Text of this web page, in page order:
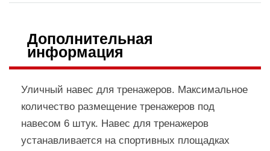
Дополнительная
информация
Уличный навес для тренажеров. Максимальное
количество размещение тренажеров под
навесом 6 штук. Навес для тренажеров
устанавливается на спортивных площадках